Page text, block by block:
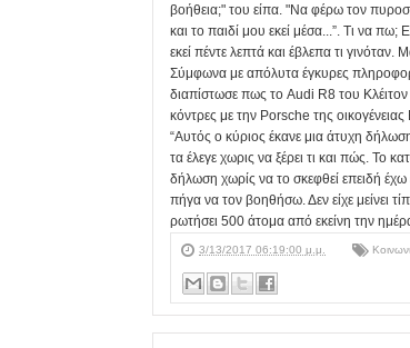
βοήθεια;" του είπα. "Να φέρω τον
και το παιδί μου εκεί μέσα...”. Τι να πω;
εκεί πέντε λεπτά και έβλεπα τι
Σύμφωνα με απόλυτα έγκυρες
διαπίστωσε πως το Audi R8 του Κλέιτον
κόντρες με την Porsche της
“Αυτός ο κύριος έκανε μια άτυχη
τα έλεγε χωρις να ξέρει τι και πώς. Το
δήλωση χωρίς να το σκεφθεί επειδή έχω
πήγα να τον βοηθήσω. Δεν είχε μείνει
ρωτήσει 500 άτομα από εκείνη την
3/13/2017 06:19:00 μ.μ.